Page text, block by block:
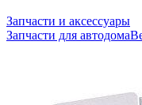
Запчасти и аксессуары
Запчасти для автодома